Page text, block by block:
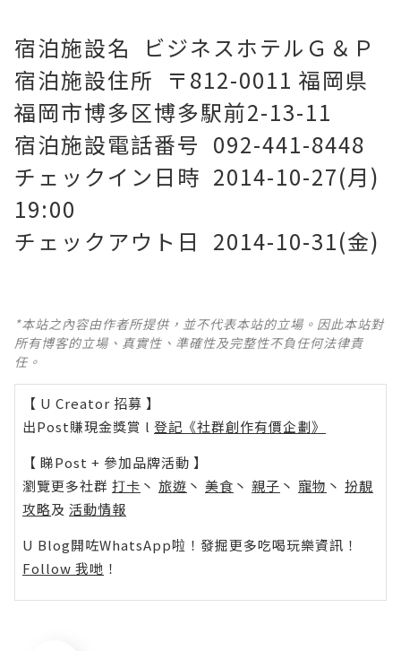
宿泊施設名 ビジネスホテルＧ＆Ｐ
宿泊施設住所 〒812-0011 福岡県
福岡市博多区博多駅前2-13-11
宿泊施設電話番号 092-441-8448
チェックイン日時 2014-10-27(月)
19:00
チェックアウト日 2014-10-31(金)
*本站之內容由作者所提供，並不代表本站的立場。因此本站對
所有博客的立場、真實性、準確性及完整性不負任何法律責
任。
【 U Creator 招募 】
出Post賺現金獎賞 l 登記《社群創作有價企劃》
【 睇Post + 參加品牌活動 】
瀏覽更多社群 打卡 丶 旅遊 丶 美食 丶 親子 丶 寵物 丶 扮靚
攻略及 活動情報
U Blog開咗WhatsApp啦！發掘更多吃喝玩樂資訊！
Follow 我哋 ！